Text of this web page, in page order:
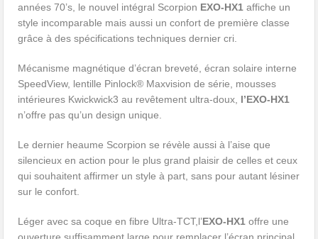
années 70’s, le nouvel intégral Scorpion EXO-HX1 affiche un
style incomparable mais aussi un confort de première classe
grâce à des spécifications techniques dernier cri.
Mécanisme magnétique d’écran breveté, écran solaire interne
SpeedView, lentille Pinlock® Maxvision de série, mousses
intérieures Kwickwick3 au revêtement ultra-doux, l’EXO-HX1
n’offre pas qu’un design unique.
Le dernier heaume Scorpion se révèle aussi à l’aise que
silencieux en action pour le plus grand plaisir de celles et ceux
qui souhaitent affirmer un style à part, sans pour autant lésiner
sur le confort.
Léger avec sa coque en fibre Ultra-TCT,l’EXO-HX1 offre une